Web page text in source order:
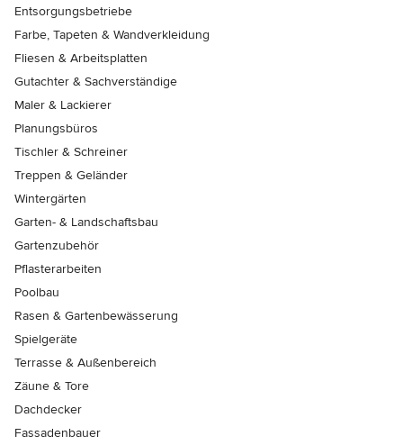
Entsorgungsbetriebe
Farbe, Tapeten & Wandverkleidung
Fliesen & Arbeitsplatten
Gutachter & Sachverständige
Maler & Lackierer
Planungsbüros
Tischler & Schreiner
Treppen & Geländer
Wintergärten
Garten- & Landschaftsbau
Gartenzubehör
Pflasterarbeiten
Poolbau
Rasen & Gartenbewässerung
Spielgeräte
Terrasse & Außenbereich
Zäune & Tore
Dachdecker
Fassadenbauer